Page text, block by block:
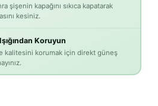
şişenin kapağını sıkıca kapatarak
kesiniz.
Koruyun
kalitesini korumak için direkt güneş